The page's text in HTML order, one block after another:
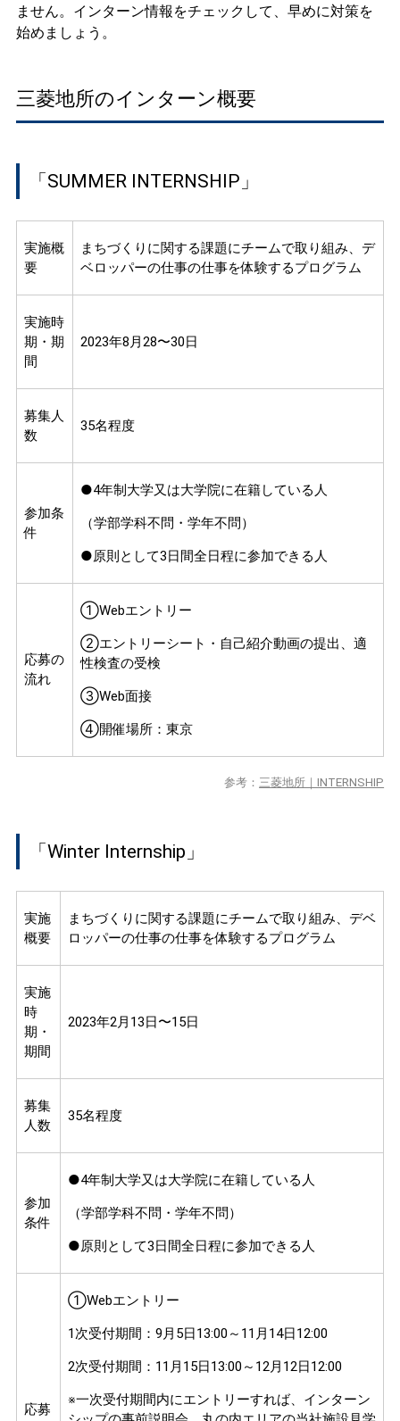
ません。インターン情報をチェックして、早めに対策を
始めましょう。
三菱地所のインターン概要
「SUMMER INTERNSHIP」
実施概
要
まちづくりに関する課題にチームで取り組み、デ
ベロッパーの仕事の仕事を体験するプログラム
実施時
期・期
間
2023年8月28〜30日
募集人
数
35名程度
参加条
件
●4年制大学又は大学院に在籍している人
（学部学科不問・学年不問）
●原則として3日間全日程に参加できる人
応募の
流れ
①Webエントリー
②エントリーシート・自己紹介動画の提出、適
性検査の受検
③Web面接
④開催場所：東京
参考： 三菱地所｜INTERNSHIP
「Winter Internship」
実施
概要
まちづくりに関する課題にチームで取り組み、デベ
ロッパーの仕事の仕事を体験するプログラム
実施
時
期・
期間
2023年2月13日〜15日
募集
人数
35名程度
参加
条件
●4年制大学又は大学院に在籍している人
（学部学科不問・学年不問）
●原則として3日間全日程に参加できる人
応募
①Webエントリー
1次受付期間：9月5日13:00～11月14日12:00
2次受付期間：11月15日13:00～12月12日12:00
※一次受付期間内にエントリーすれば、インターン